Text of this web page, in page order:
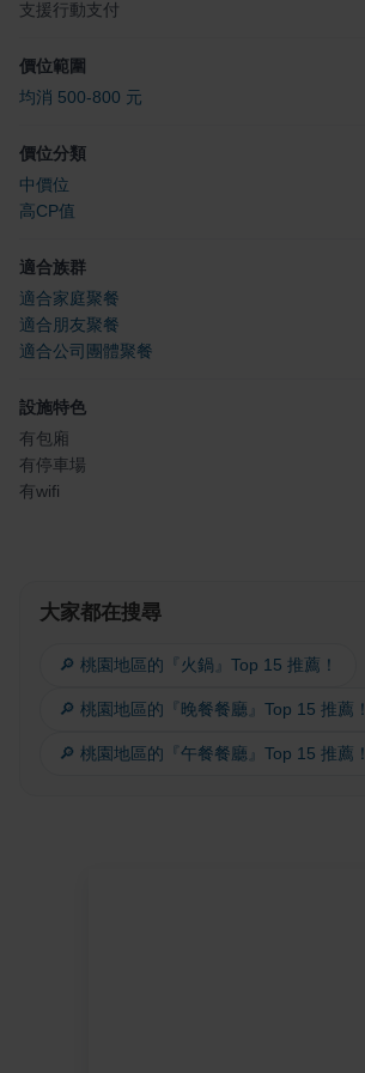
支援行動支付
價位範圍
均消 500-800 元
價位分類
中價位
高CP值
適合族群
適合家庭聚餐
適合朋友聚餐
適合公司團體聚餐
設施特色
有包廂
有停車場
有wifi
大家都在搜尋
🔎 桃園地區的『火鍋』Top 15 推薦！
🔎 桃園地區的『晚餐餐廳』Top 15 推薦！
🔎 桃園地區的『午餐餐廳』Top 15 推薦！